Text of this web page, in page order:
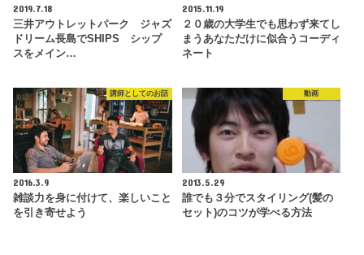
2019.7.18
三井アウトレットパーク ジャズ
ドリーム長島でSHIPS シップ
スをメイン…
2015.11.19
２０歳の大学生でも思わず来てし
まうあなただけに似合うコーディ
ネート
講師としてのお話
2016.3.9
雑談力を身に付けて、楽しいこと
を引き寄せよう
動画
2013.5.29
誰でも３分でスタイリング(髪の
セット)のコツが学べる方法